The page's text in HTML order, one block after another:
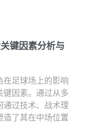
键因素分析与
在足球场上的影响
键因素。通过从多
通过技术、战术理
造了其在中场位置